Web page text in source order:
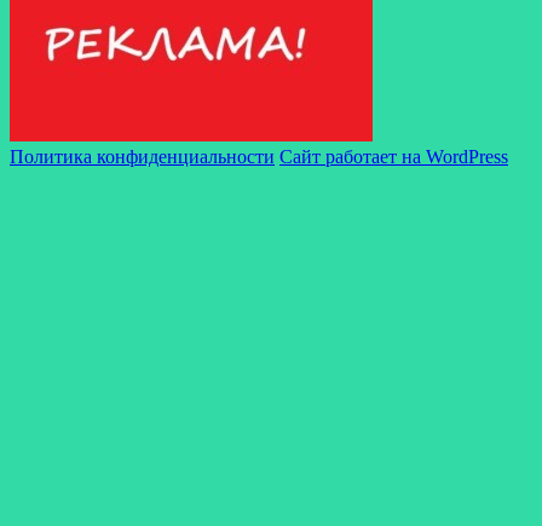
Политика конфиденциальности Сайт работает на WordPress